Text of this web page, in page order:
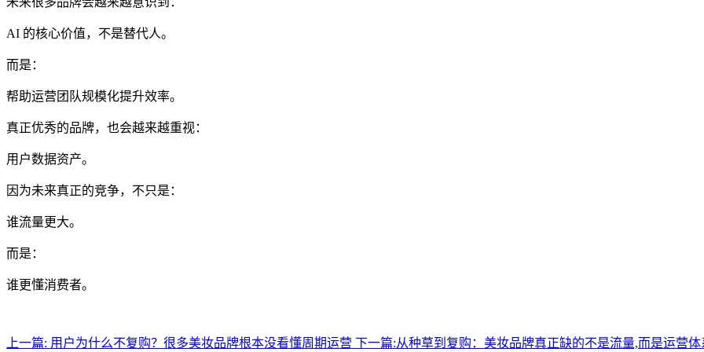
AI 的核心价值，不是替代人。
而是：
帮助运营团队规模化提升效率。
真正优秀的品牌，也会越来越重视：
用户数据资产。
因为未来真正的竞争，不只是：
谁流量更大。
而是：
谁更懂消费者。
上一篇: 用户为什么不复购？很多美妆品牌根本没看懂周期运营 下一篇:从种草到复购：美妆品牌真正缺的不是流量,而是运营体